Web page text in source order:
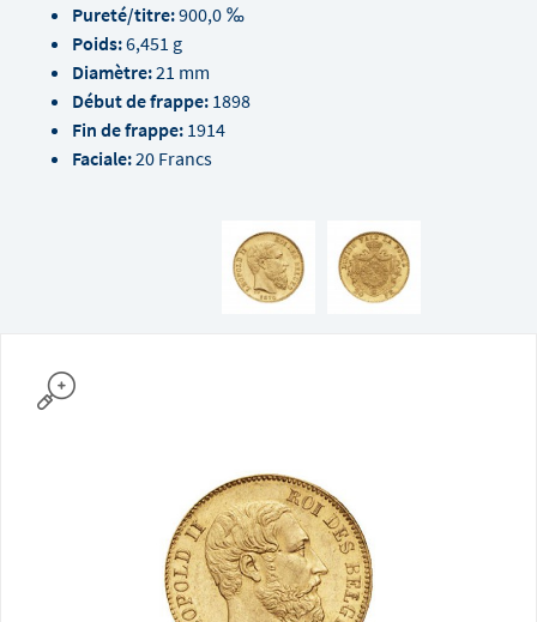
Pureté/titre:900,0 ‰
Poids:6,451 g
Diamètre:21 mm
Début de frappe: 1898
Fin de frappe: 1914
Faciale:20 Francs